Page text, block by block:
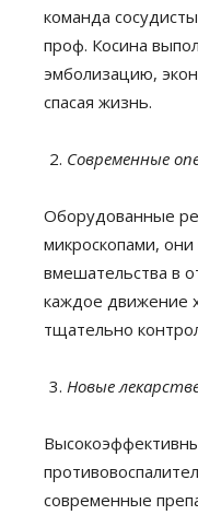
команда
проф. Косина
эмболизацию,
спасая жизнь.
Современные
Оборудованные
микроскопами,
вмешательства в
каждое движение
тщательно
Новые
современные